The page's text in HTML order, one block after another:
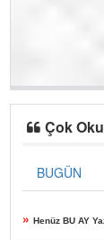
Çok
BUGÜN
» Henüz BU AY